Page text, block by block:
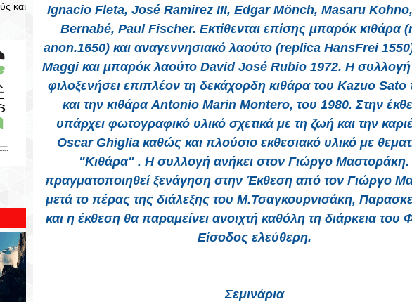
και
Ignacio Fleta, José Ramirez III, Edgar Mönch, Masaru
Bernabé, Paul Fischer. Εκτίθενται επίσης μπαρόκ κιθάρα
anon.1650) και αναγεννησιακό λαούτο (replica HansFrei
Maggi και μπαρόκ λαούτο David José Rubio 1972. Η
φιλοξενήσει επιπλέον τη δεκάχορδη κιθάρα του Kazuo Sato
και την κιθάρα Antonio Marin Montero, του 1980. Στην
υπάρχει φωτογραφικό υλικό σχετικά με τη ζωή και την
Oscar Ghiglia καθώς και πλούσιο εκθεσιακό υλικό με
"Κιθάρα" . Η συλλογή ανήκει στον Γιώργο
πραγματοποιηθεί ξενάγηση στην Έκθεση από τον Γιώργο
μετά το πέρας της διάλεξης του Μ.Τσαγκουρνισάκη,
και η έκθεση θα παραμείνει ανοιχτή καθόλη τη διάρκεια του
Είσοδος ελεύθερη.
Σεμινάρια